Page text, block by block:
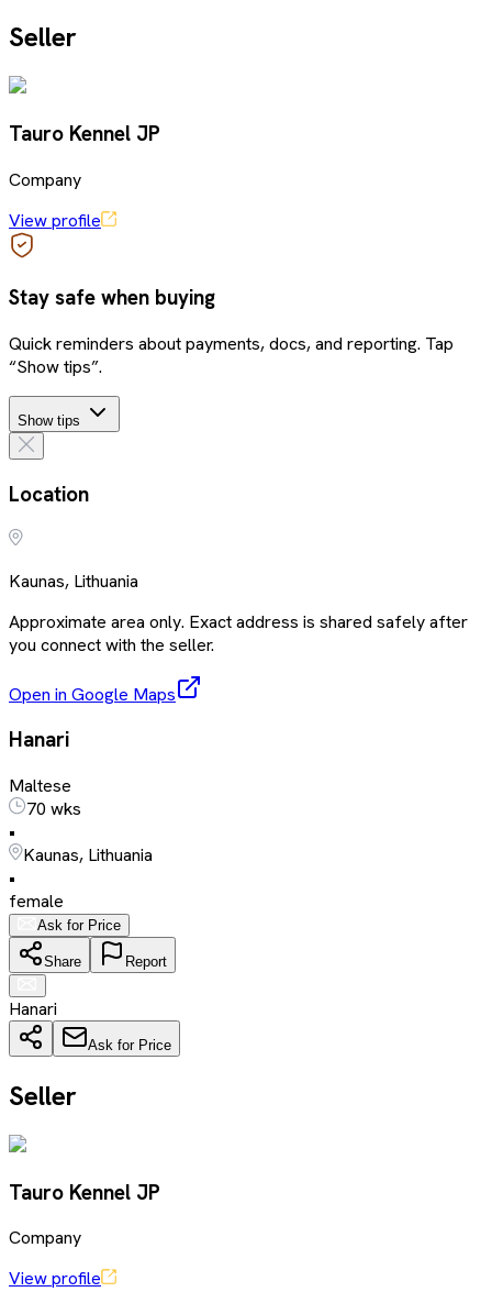
Seller
Tauro Kennel JP
Company
View profile
Stay safe when buying
Quick reminders about payments, docs, and reporting. Tap
“Show tips”.
Show tips
Location
Kaunas, Lithuania
Approximate area only. Exact address is shared safely after
you connect with the seller.
Open in Google Maps
Hanari
Maltese
70 wks
•
Kaunas, Lithuania
•
female
Ask for Price
Share Report
Hanari
Ask for Price
Seller
Tauro Kennel JP
Company
View profile